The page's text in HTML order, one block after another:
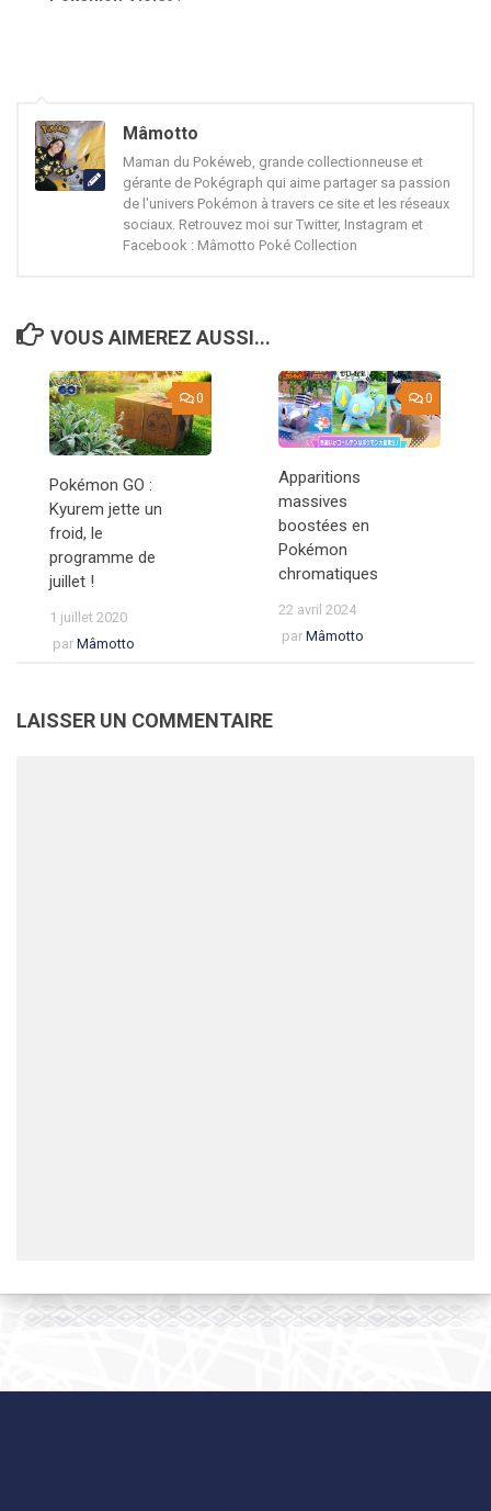
Mâmotto
Maman du Pokéweb, grande collectionneuse et
gérante de Pokégraph qui aime partager sa passion
de l'univers Pokémon à travers ce site et les réseaux
sociaux. Retrouvez moi sur Twitter, Instagram et
Facebook : Mâmotto Poké Collection
VOUS AIMEREZ AUSSI...
0
Pokémon GO :
Kyurem jette un
froid, le
programme de
juillet !
1 juillet 2020
par Mâmotto
0
Apparitions
massives
boostées en
Pokémon
chromatiques
22 avril 2024
par Mâmotto
LAISSER UN COMMENTAIRE